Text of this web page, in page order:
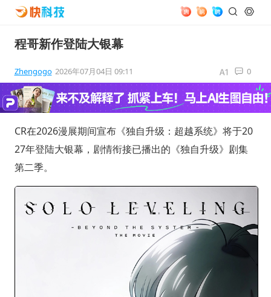
程哥新作登陆大银幕
Zhengogo 2026年07月04日 09:11 0
CR在2026漫展期间宣布《独自升级：超越系统》将于20
27年登陆大银幕，剧情衔接已播出的《独自升级》剧集
第二季。